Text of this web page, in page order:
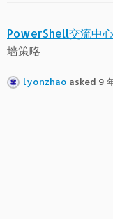
PowerShell交流中心
墙策略
lyonzhao asked 9